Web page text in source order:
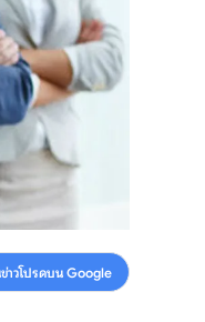
าวโปรดบน Google